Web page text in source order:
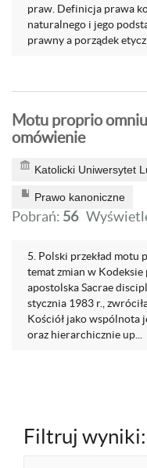
praw. Definicja prawa
naturalnego i jego
prawny a porządek
Motu proprio
omówienie
Katolicki Uniwersytet
Prawo kanoniczne
Pobrań: 56
5. Polski przekład motu
temat zmian w
apostolska Sacrae
stycznia 1983 r.,
Kościół jako wspólnota
oraz hierarchicznie up...
Filtruj wyniki: